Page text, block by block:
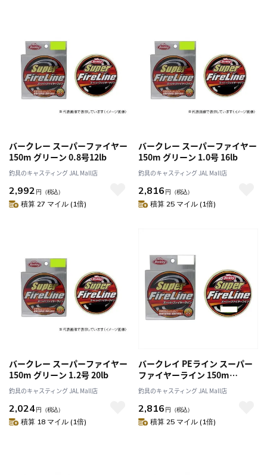
バークレー スーパーファイヤー
150m グリーン 0.8号12lb
釣具のキャスティング JAL Mall店
2,992 円 （税込）
積算 27 マイル (1倍)
バークレー スーパーファイヤー
150m グリーン 1.0号 16lb
釣具のキャスティング JAL Mall店
2,816 円 （税込）
積算 25 マイル (1倍)
バークレー スーパーファイヤー
150m グリーン 1.2号 20lb
釣具のキャスティング JAL Mall店
2,024円 （税込）
積算 18 マイル (1倍)
バークレイ PEライン スーパー
ファイヤーライン 150m
24lb(1.5号）
釣具のキャスティング JAL Mall店
2,816 円 （税込）
積算 25 マイル (1倍)